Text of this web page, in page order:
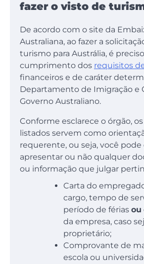
fazer o visto de
De acordo com o site da
Australiana, ao fazer a
turismo para Austrália, é
cumprimento dos requisitos
financeiros e de caráter
Departamento de Imigração e
Governo Australiano.
Conforme esclarece o órgão,
listados servem como
requerente, ou seja, você
apresentar ou não qualquer
ou informação que julgar
Carta do
cargo, tempo de
período de férias ou
da empresa, caso
proprietário;
Comprovante de
escola ou